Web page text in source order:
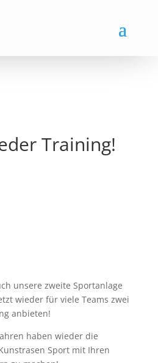
Training!
unsere zweite Sportanlage
wieder für viele Teams zwei
anbieten!
haben wieder die
Sport mit Ihren